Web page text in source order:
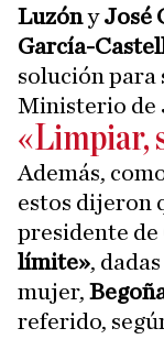
LuzónyJosé
García-
solución para
Ministerio de
«Limpiar,
Además,
estos dijeron
presidente
límite»,
mujer,
referido,